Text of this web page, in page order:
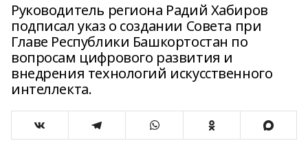
Руководитель региона Радий Хабиров
подписал указ о создании Совета при
Главе Республики Башкортостан по
вопросам цифрового развития и
внедрения технологий искусственного
интеллекта.